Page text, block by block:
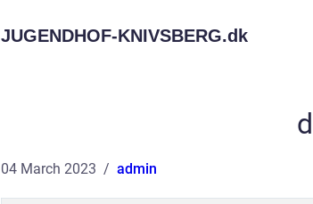
JUGENDHOF-KNIVSBERG.dk
04 March 2023 admin